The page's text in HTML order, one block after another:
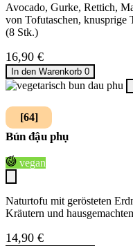
Avocado, Gurke, Rettich,
von Tofutaschen, knusprige
(8 Stk.)
16,90 €
In den Warenkorb 0
[64]
Bún đậu phụ
vegan
Naturtofu mit gerösteten
Kräutern und
14,90 €